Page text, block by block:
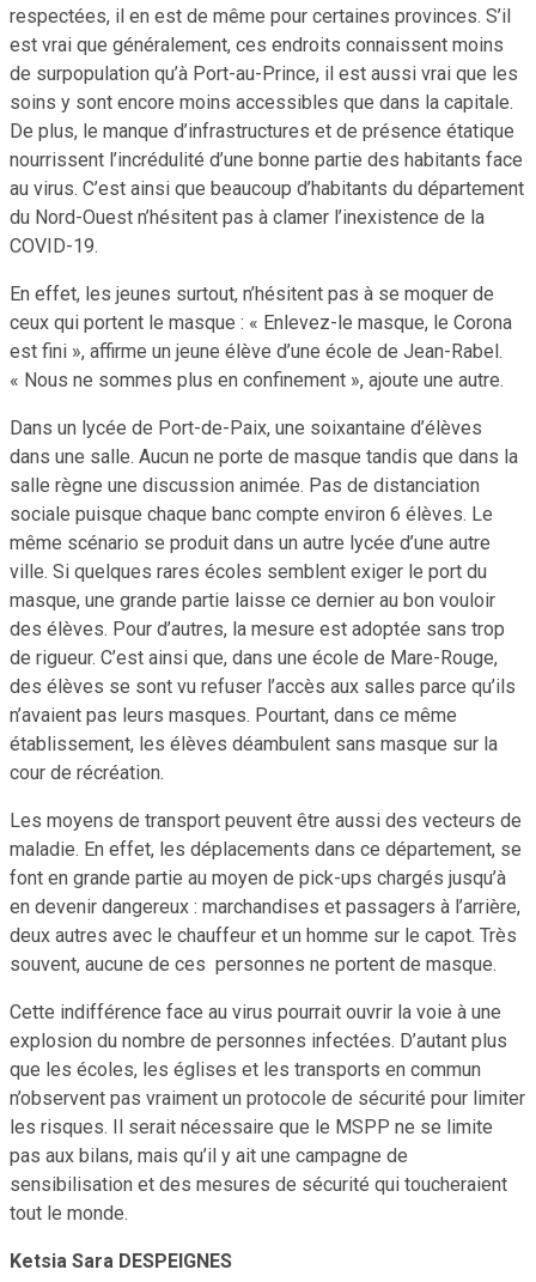
respectées, il en est de même pour certaines provinces. S’il
est vrai que généralement, ces endroits connaissent moins
de surpopulation qu’à Port-au-Prince, il est aussi vrai que les
soins y sont encore moins accessibles que dans la capitale.
De plus, le manque d’infrastructures et de présence étatique
nourrissent l’incrédulité d’une bonne partie des habitants face
au virus. C’est ainsi que beaucoup d’habitants du département
du Nord-Ouest n’hésitent pas à clamer l’inexistence de la
COVID-19.
En effet, les jeunes surtout, n’hésitent pas à se moquer de
ceux qui portent le masque : « Enlevez-le masque, le Corona
est fini », affirme un jeune élève d’une école de Jean-Rabel.
« Nous ne sommes plus en confinement », ajoute une autre.
Dans un lycée de Port-de-Paix, une soixantaine d’élèves
dans une salle. Aucun ne porte de masque tandis que dans la
salle règne une discussion animée. Pas de distanciation
sociale puisque chaque banc compte environ 6 élèves. Le
même scénario se produit dans un autre lycée d’une autre
ville. Si quelques rares écoles semblent exiger le port du
masque, une grande partie laisse ce dernier au bon vouloir
des élèves. Pour d’autres, la mesure est adoptée sans trop
de rigueur. C’est ainsi que, dans une école de Mare-Rouge,
des élèves se sont vu refuser l’accès aux salles parce qu’ils
n’avaient pas leurs masques. Pourtant, dans ce même
établissement, les élèves déambulent sans masque sur la
cour de récréation.
Les moyens de transport peuvent être aussi des vecteurs de
maladie. En effet, les déplacements dans ce département, se
font en grande partie au moyen de pick-ups chargés jusqu’à
en devenir dangereux : marchandises et passagers à l’arrière,
deux autres avec le chauffeur et un homme sur le capot. Très
souvent, aucune de ces personnes ne portent de masque.
Cette indifférence face au virus pourrait ouvrir la voie à une
explosion du nombre de personnes infectées. D’autant plus
que les écoles, les églises et les transports en commun
n’observent pas vraiment un protocole de sécurité pour limiter
les risques. Il serait nécessaire que le MSPP ne se limite
pas aux bilans, mais qu’il y ait une campagne de
sensibilisation et des mesures de sécurité qui toucheraient
tout le monde.
Ketsia Sara DESPEIGNES